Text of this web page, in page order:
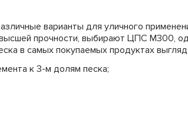
варианты для уличного
прочности, выбирают ЦПС М300,
в самых покупаемых продуктах
к 3-м долям песка;